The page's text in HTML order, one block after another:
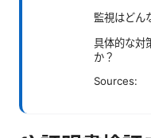
監視はどん
具体的な対
か？
Sources: